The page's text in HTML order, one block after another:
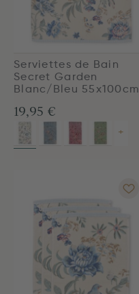
Serviettes de Bain
Secret Garden
Blanc/Bleu 55x100cm
19,95 €
+